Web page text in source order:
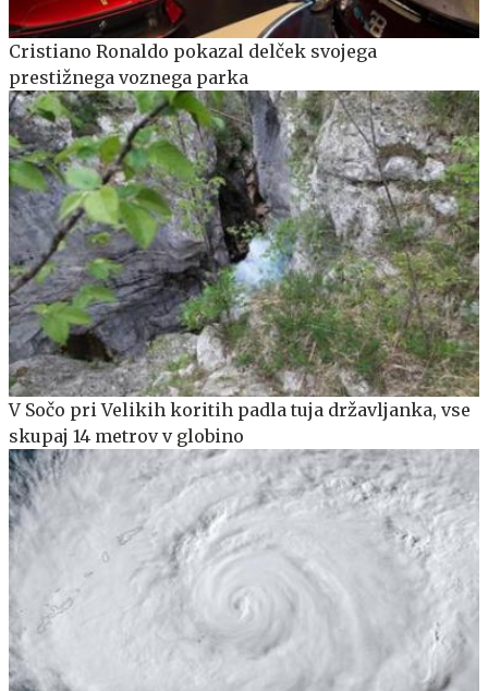
Cristiano Ronaldo pokazal delček svojega
prestižnega voznega parka
V Sočo pri Velikih koritih padla tuja državljanka, vse
skupaj 14 metrov v globino